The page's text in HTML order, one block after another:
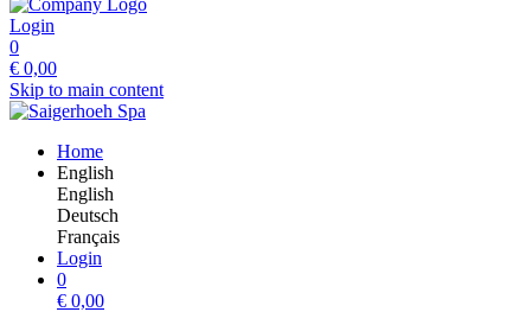
Login
0
€ 0,00
Skip to main content
Home
English
English
Deutsch
Français
Login
0
€ 0,00